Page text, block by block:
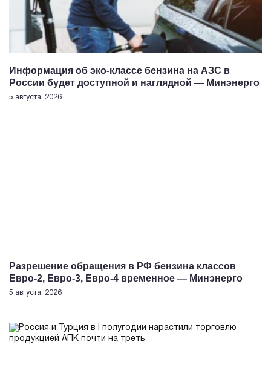
Информация об эко-классе бензина на АЗС в
России будет доступной и наглядной — Минэнерго
5 августа, 2026
Разрешение обращения в РФ бензина классов
Евро-2, Евро-3, Евро-4 временное — Минэнерго
5 августа, 2026